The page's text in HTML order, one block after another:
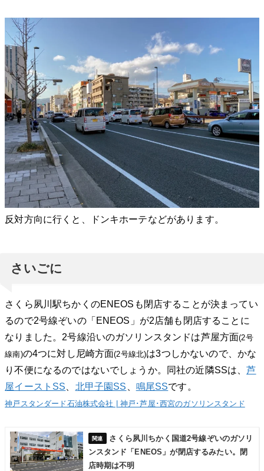
反対方向に行くと、ドンキホーテなどがあります。
さいごに
さくら夙川駅ちかくのENEOSも閉店することが決まってい
るので2号線ぞいの「ENEOS」が2店舗も閉店することに
なりました。2号線沿いのガソリンスタンドは芦屋方面(2号
線南)の4つに対し尼崎方面(2号線北)は3つしかないので、かな
り不便になるのではないでしょうか。同社の近隣SSは、芦
屋イーストSS
北甲子園SS 鳴尾SSです。
神戸スタンダード石油株式会社 | 神戸･芦屋･西宮のガソリンスタンド
さくら夙川ちかく国道2号線ぞいのガソリ
ンスタンド「ENEOS」が閉店するみたい。閉
店時期は不明